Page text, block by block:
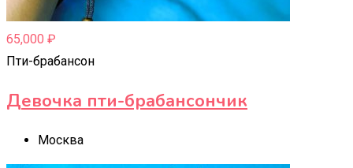
65,000 ₽
Пти-брабансон
Девочка пти-брабансончик
Москва